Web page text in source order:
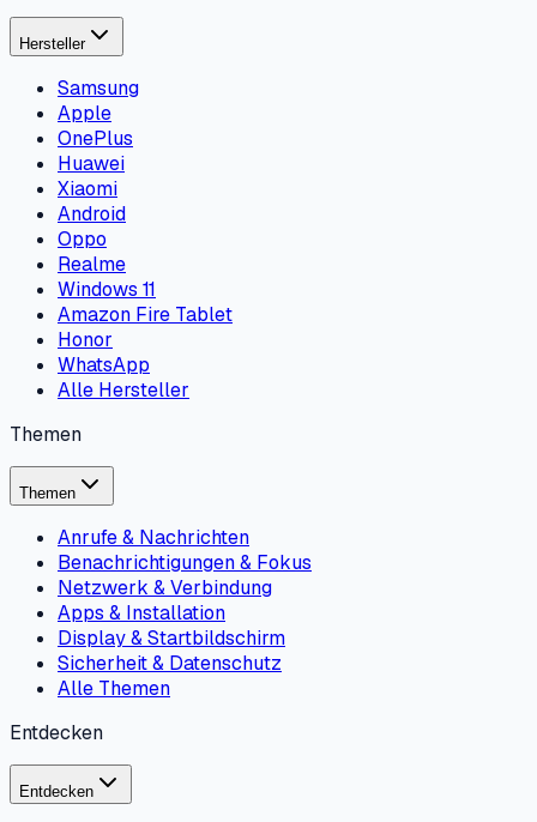
Hersteller
Samsung
Apple
OnePlus
Huawei
Xiaomi
Android
Oppo
Realme
Windows 11
Amazon Fire Tablet
Honor
WhatsApp
Alle Hersteller
Themen
Themen
Anrufe & Nachrichten
Benachrichtigungen & Fokus
Netzwerk & Verbindung
Apps & Installation
Display & Startbildschirm
Sicherheit & Datenschutz
Alle Themen
Entdecken
Entdecken